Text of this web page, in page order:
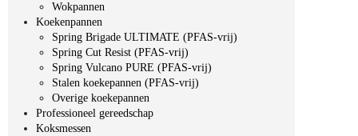
Wokpannen
Koekenpannen
Spring Brigade ULTIMATE (PFAS-vrij)
Spring Cut Resist (PFAS-vrij)
Spring Vulcano PURE (PFAS-vrij)
Stalen koekepannen (PFAS-vrij)
Overige koekepannen
Professioneel gereedschap
Koksmessen